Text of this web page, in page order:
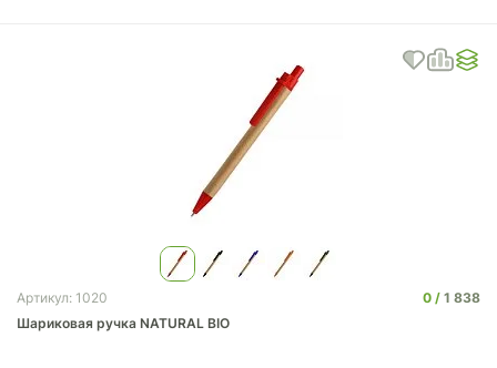
Артикул: 1020 0
1 838
Шариковая ручка NATURAL BIO